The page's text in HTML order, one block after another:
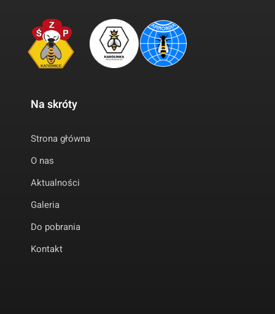
Na skróty
Strona główna
O nas
Aktualności
Galeria
Do pobrania
Kontakt